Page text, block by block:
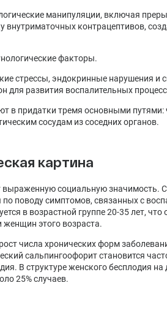
манипуляции, включая
внутриматочных контрацептивов,
факторы.
стрессы, эндокринные нарушения и
для развития воспалительных
в придатки тремя основными путями:
сосудам из соседних органов.
картина
социальную значимость.
поводу симптомов, связанных с
в возрастной группе 20-35 лет,
этого возраста.
числа хронических форм
сальпингоофорит становится
В структуре женского бесплодия
25% случаев.